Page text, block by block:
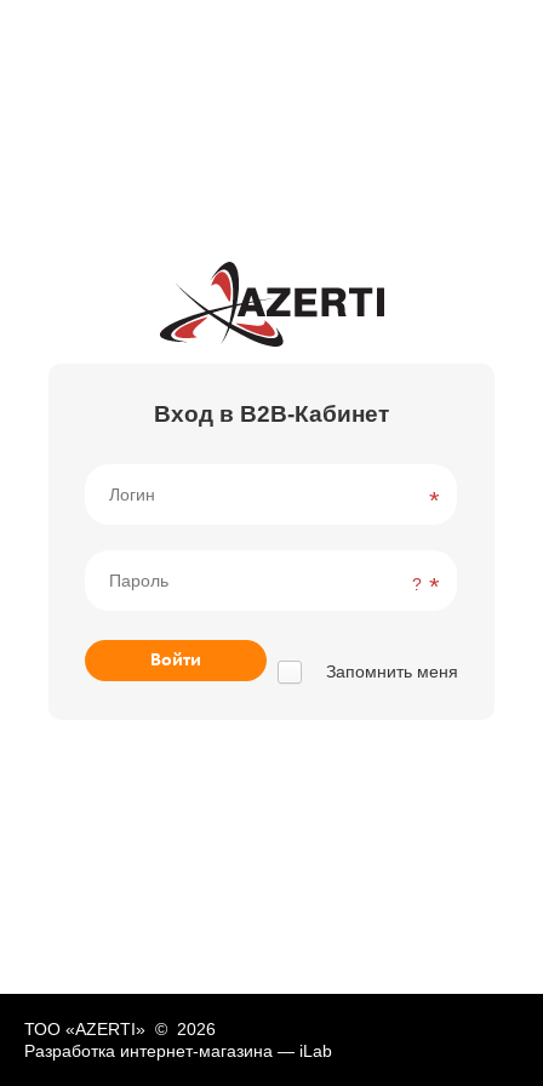
Вход в B2B-Кабинет
?
Запомнить меня
ТОО «AZERTI» © 2026
Разработка интернет-магазина — iLab